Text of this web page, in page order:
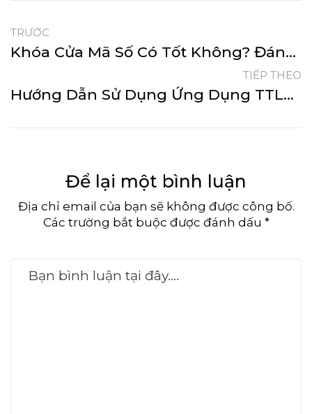
TRƯỚC
Khóa Cửa Mã Số Có Tốt Không? Đánh Giá Ưu Nhược Điểm Khóa Cửa Mật Mã
TIẾP THEO
Hướng Dẫn Sử Dụng Ứng Dụng TTLOCK Cho Khóa Điện Tử Thông Minh
Để lại một bình luận
Địa chỉ email của bạn sẽ không được công bố.
Các trường bắt buộc được đánh dấu *